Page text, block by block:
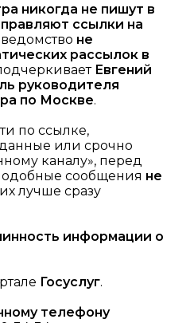
никогда не пишут в
ссылки на
не
рассылок в
Евгений
руководителя
по Москве.
по ссылке,
или срочно
каналу», перед
сообщения не
лучше сразу
информации о
Госуслуг.
телефону